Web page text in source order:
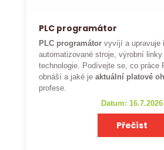
PLC programátor
PLC programátor vyvíjí a upravuje
automatizované stroje, výrobní
technologie. Podívejte se, co práce
obnáší a jaké je aktuální platové
profese.
Datum: 16.7.2026
Přečíst